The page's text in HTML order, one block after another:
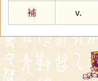
補
v.